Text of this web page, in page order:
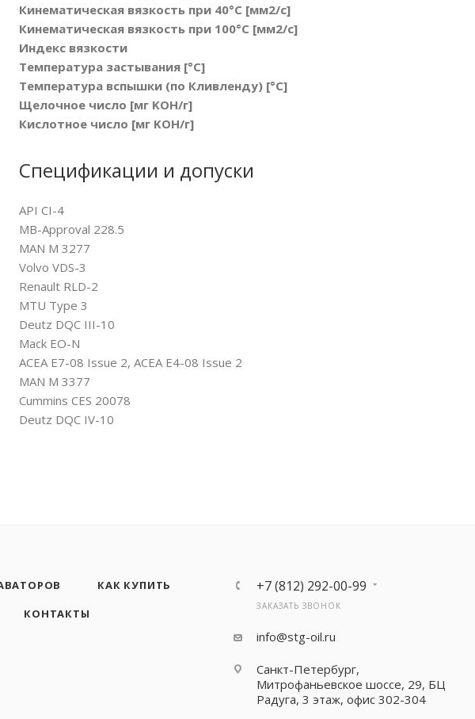
Кинематическая вязкость при 40°C [мм2/с]
Кинематическая вязкость при 100°C [мм2/с]
Индекс вязкости
Температура застывания [°C]
Температура вспышки (по Кливленду) [°C]
Щелочное число [мг KOH/г]
Кислотное число [мг KOH/г]
Спецификации и допуски
API CI-4
MB-Approval 228.5
MAN M 3277
Volvo VDS-3
Renault RLD-2
MTU Type 3
Deutz DQC III-10
Mack EO-N
ACEA E7-08 Issue 2, ACEA E4-08 Issue 2
MAN M 3377
Cummins CES 20078
Deutz DQC IV-10
КАК КУПИТЬ
КОНТАКТЫ
+7 (812) 292-00-99
ЗАКАЗАТЬ ЗВОНОК
info@stg-oil.ru
Санкт-Петербург,
Митрофаньевское шоссе, 29, БЦ
Радуга, 3 этаж, офис 302-304